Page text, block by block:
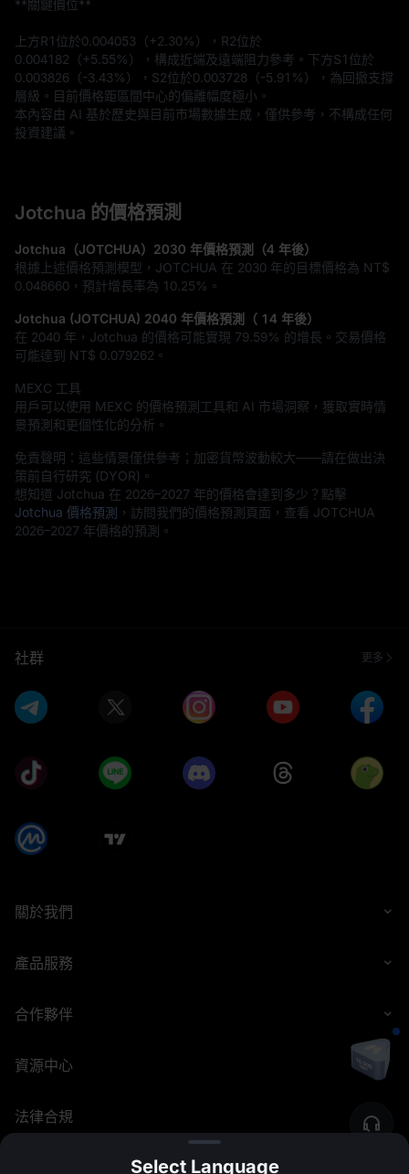
**關鍵價位**
上方R1位於0.004053（+2.30%），R2位於
0.004182（+5.55%），構成近端及遠端阻力參考。下方S1位於
0.003826（-3.43%），S2位於0.003728（-5.91%），為回撤支撐
層級。目前價格距區間中心的偏離幅度極小。
本內容由 AI 基於歷史與目前市場數據生成，僅供參考，不構成任何
投資建議。
Jotchua 的價格預測
Jotchua（JOTCHUA）2030 年價格預測（4 年後）
根據上述價格預測模型，JOTCHUA 在 2030 年的目標價格為 NT$
0.048660 ，預計增長率為 10.25% 。
Jotchua (JOTCHUA) 2040 年價格預測（ 14 年後）
在 2040 年，Jotchua 的價格可能實現 79.59% 的增長。交易價格
可能達到 NT$ 0.079262 。
MEXC 工具
用戶可以使用 MEXC 的價格預測工具和 AI 市場洞察，獲取實時情
景預測和更個性化的分析。
免責聲明：這些情景僅供參考；加密貨幣波動較大——請在做出決
策前自行研究 (DYOR)。
想知道 Jotchua 在 2026–2027 年的價格會達到多少？點擊
Jotchua 價格預測 ，訪問我們的價格預測頁面，查看 JOTCHUA
2026–2027 年價格的預測。
社群 更多
關於我們
產品服務
合作夥伴
資源中心
法律合規
Select Language